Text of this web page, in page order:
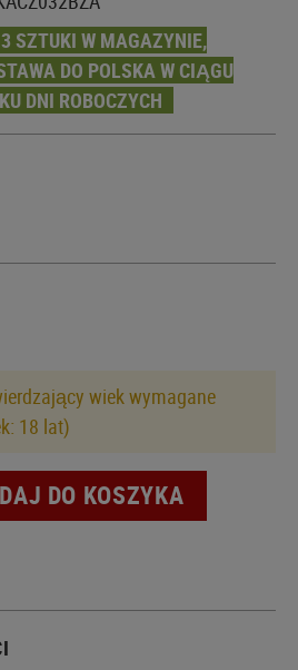
SZTUKI W MAGAZYNIE,
DO POLSKA W CIĄGU
DNI ROBOCZYCH
wiek wymagane
18 lat)
DO KOSZYKA